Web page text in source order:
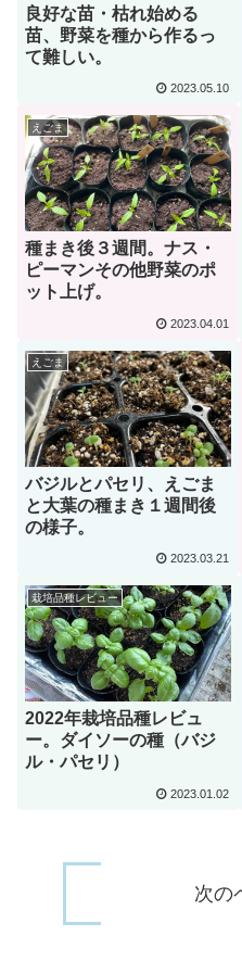
良好な苗・枯れ始める
苗、野菜を種から作るっ
て難しい。
2023.05.10
えごま
種まき後３週間。ナス・
ピーマンその他野菜のポ
ット上げ。
2023.04.01
えごま
バジルとパセリ、えごま
と大葉の種まき１週間後
の様子。
2023.03.21
栽培品種レビュー
2022年栽培品種レビュ
ー。ダイソーの種（バジ
ル・パセリ）
2023.01.02
次の